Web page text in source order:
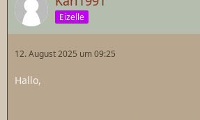
Eizelle
12. August 2025 um 09:25
Hallo,